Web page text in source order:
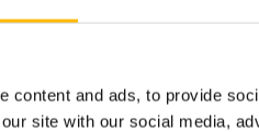
content and ads, to provide
site with our social media,